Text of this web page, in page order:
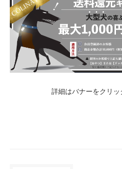
詳細はバナーをクリッ